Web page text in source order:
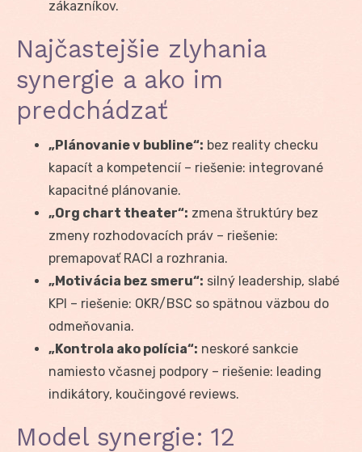
zákazníkov.
Najčastejšie zlyhania
synergie a ako im
predchádzať
„Plánovanie v bubline“: bez reality checku
kapacít a kompetencií – riešenie: integrované
kapacitné plánovanie.
„Org chart theater“: zmena štruktúry bez
zmeny rozhodovacích práv – riešenie:
premapovať RACI a rozhrania.
„Motivácia bez smeru“: silný leadership, slabé
KPI – riešenie: OKR/BSC so spätnou väzbou do
odmeňovania.
„Kontrola ako polícia“: neskoré sankcie
namiesto včasnej podpory – riešenie: leading
indikátory, koučingové reviews.
Model synergie: 12